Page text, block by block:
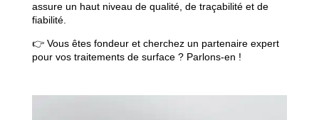
assure un haut niveau de qualité, de traçabilité et de
fiabilité.
👉 Vous êtes fondeur et cherchez un partenaire expert
pour vos traitements de surface ? Parlons-en !